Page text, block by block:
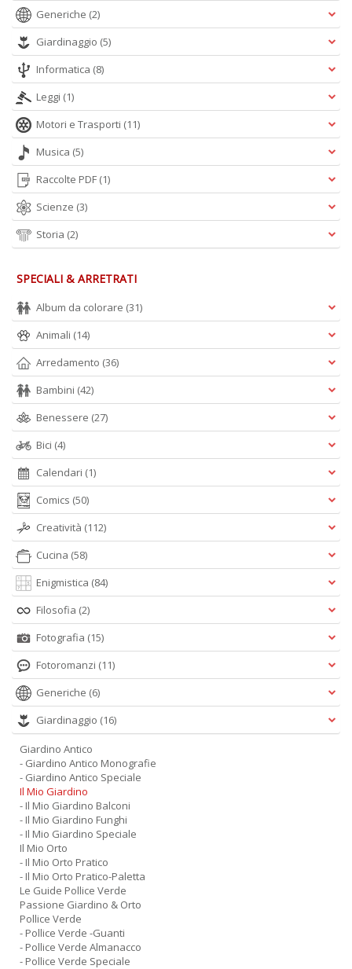
Generiche (2)
Giardinaggio (5)
Informatica (8)
Leggi (1)
Motori e Trasporti (11)
Musica (5)
Raccolte PDF (1)
Scienze (3)
Storia (2)
SPECIALI & ARRETRATI
Album da colorare (31)
Animali (14)
Arredamento (36)
Bambini (42)
Benessere (27)
Bici (4)
Calendari (1)
Comics (50)
Creatività (112)
Cucina (58)
Enigmistica (84)
Filosofia (2)
Fotografia (15)
Fotoromanzi (11)
Generiche (6)
Giardinaggio (16)
Giardino Antico
- Giardino Antico Monografie
- Giardino Antico Speciale
Il Mio Giardino
- Il Mio Giardino Balconi
- Il Mio Giardino Funghi
- Il Mio Giardino Speciale
Il Mio Orto
- Il Mio Orto Pratico
- Il Mio Orto Pratico-Paletta
Le Guide Pollice Verde
Passione Giardino & Orto
Pollice Verde
- Pollice Verde -Guanti
- Pollice Verde Almanacco
- Pollice Verde Speciale